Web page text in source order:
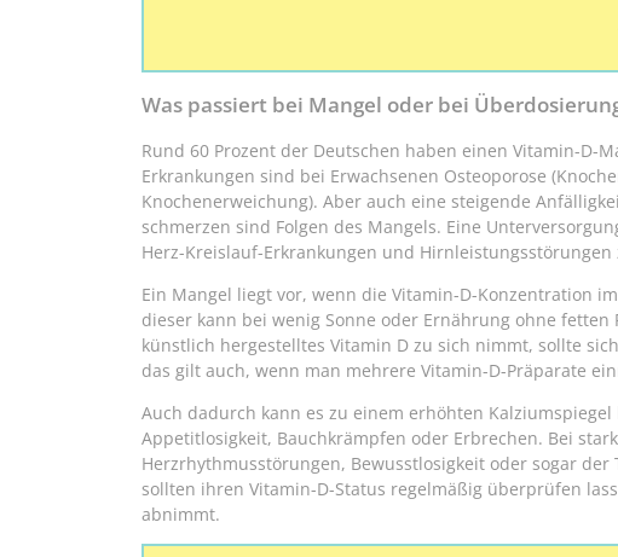
Was passiert bei Mangel oder bei
Rund 60 Prozent der Deutschen haben einen Vitamin-D-
Erkrankungen sind bei Erwachsenen Osteoporose
Knochenerweichung). Aber auch eine steigende
schmerzen sind Folgen des Mangels. Eine
Herz-Kreislauf-Erkrankungen und Hirnleistungsstörungen
Ein Mangel liegt vor, wenn die Vitamin-D-Konzentration
dieser kann bei wenig Sonne oder Ernährung ohne
künstlich hergestelltes Vitamin D zu sich nimmt, sollte
das gilt auch, wenn man mehrere Vitamin-D-Präparate
Auch dadurch kann es zu einem erhöhten
Appetitlosigkeit, Bauchkrämpfen oder Erbrechen. Bei
Herzrhythmusstörungen, Bewusstlosigkeit oder sogar der
sollten ihren Vitamin-D-Status regelmäßig überprüfen
abnimmt.